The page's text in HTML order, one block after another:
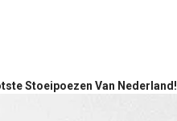
Stoeipoezen Van Nederland!